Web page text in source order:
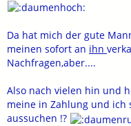
Da hat mich der gute
meinen sofort an ihn
Nachfragen,aber....
Also nach vielen hin und
meine in Zahlung und ich
aussuchen !?